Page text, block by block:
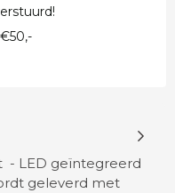
- LED geïntegreerd
geleverd met